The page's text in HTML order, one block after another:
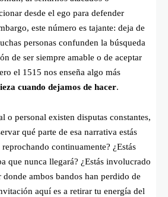
desde el ego para defender
este número es tajante: deja de
personas confunden la búsqueda
de ser siempre amable o de aceptar
el 1515 nos enseña algo más
cuando dejamos de hacer.
o personal existen disputas constantes,
qué parte de esa narrativa estás
continuamente? ¿Estás
que nunca llegará? ¿Estás involucrado
ambos bandos han perdido de
aquí es a retirar tu energía del